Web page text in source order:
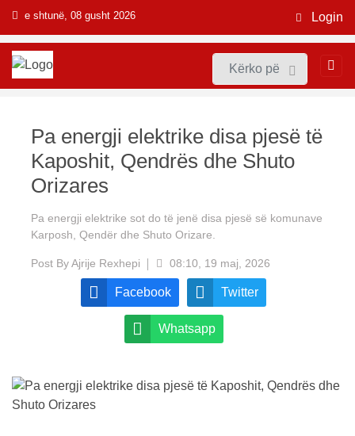
e shtunë, 08 gusht 2026 Login
Pa energji elektrike disa pjesë të
Kaposhit, Qendrës dhe Shuto
Orizares
Pa energji elektrike sot do të jenë disa pjesë së komunave
Karposh, Qendër dhe Shuto Orizare.
Post ByAjrije Rexhepi 08:10, 19 maj, 2026
Facebook Twitter
Whatsapp